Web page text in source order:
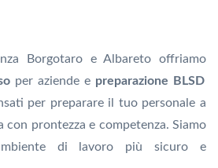
Borgotaro e Albareto offriamo
per aziende e preparazione BLSD
per preparare il tuo personale a
con prontezza e competenza. Siamo
di lavoro più sicuro e